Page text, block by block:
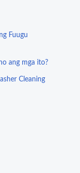
Fuugu
ang mga ito?
Cleaning